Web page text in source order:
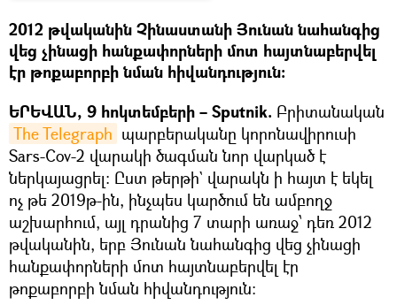
2012 թվականին Չինաստանի Յունան նահանգից
վեց չինացի հանքափորների մոտ հայտնաբերվել
էր թոքաբորբի նման հիվանդություն:
ԵՐԵՎԱՆ, 9 հոկտեմբերի – Sputnik. Բրիտանական
The Telegraph պարբերականը կորոնավիրուսի
Sars-Cov-2 վարակի ծագման նոր վարկած է
ներկայացրել։ Ըստ թերթի` վարակն ի հայտ է եկել
ոչ թե 2019թ-ին, ինչպես կարծում են ամբողջ
աշխարհում, այլ դրանից 7 տարի առաջ՝ դեռ 2012
թվականին, երբ Յունան նահանգից վեց չինացի
հանքափորների մոտ հայտնաբերվել էր
թոքաբորբի նման հիվանդություն: